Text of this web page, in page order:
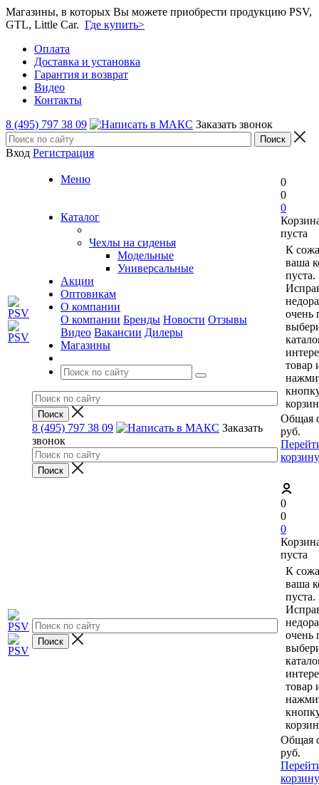
Магазины, в которых Вы можете приобрести продукцию PSV,
GTL, Little Car. Где купить>
Оплата
Доставка и установка
Гарантия и возврат
Видео
Контакты
8 (495) 797 38 09
Заказать звонок
Вход Регистрация
Меню
Каталог
Чехлы на сиденья
Модельные
Универсальные
Акции
Оптовикам
О компании
О компании Бренды Новости Отзывы
Видео Вакансии Дилеры
Магазины
8 (495) 797 38 09
Заказать
звонок
0
0
0
пуста
К
ваша
пуста.
очень
товар
Общая
руб.
корзину
0
0
0
пуста
К
ваша
пуста.
очень
товар
Общая
руб.
корзину